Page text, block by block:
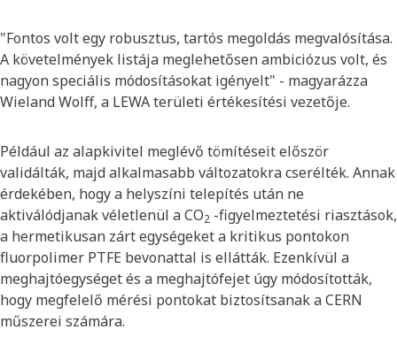
"Fontos volt egy robusztus, tartós megoldás megvalósítása.
A követelmények listája meglehetősen ambiciózus volt, és
nagyon speciális módosításokat igényelt" - magyarázza
Wieland Wolff, a LEWA területi értékesítési vezetője.
Például az alapkivitel meglévő tömítéseit először
validálták, majd alkalmasabb változatokra cserélték. Annak
érdekében, hogy a helyszíni telepítés után ne
aktiválódjanak véletlenül a CO2 -figyelmeztetési riasztások,
a hermetikusan zárt egységeket a kritikus pontokon
fluorpolimer PTFE bevonattal is ellátták. Ezenkívül a
meghajtóegységet és a meghajtófejet úgy módosították,
hogy megfelelő mérési pontokat biztosítsanak a CERN
műszerei számára.